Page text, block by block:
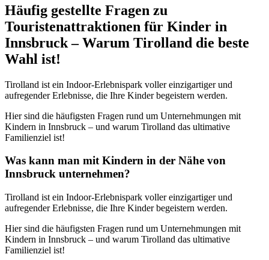
Häufig gestellte Fragen zu
Touristenattraktionen für Kinder in
Innsbruck – Warum Tirolland die beste
Wahl ist!
Tirolland ist ein Indoor-Erlebnispark voller einzigartiger und
aufregender Erlebnisse, die Ihre Kinder begeistern werden.
Hier sind die häufigsten Fragen rund um Unternehmungen mit
Kindern in Innsbruck – und warum Tirolland das ultimative
Familienziel ist!
Was kann man mit Kindern in der Nähe von
Innsbruck unternehmen?
Tirolland ist ein Indoor-Erlebnispark voller einzigartiger und
aufregender Erlebnisse, die Ihre Kinder begeistern werden.
Hier sind die häufigsten Fragen rund um Unternehmungen mit
Kindern in Innsbruck – und warum Tirolland das ultimative
Familienziel ist!